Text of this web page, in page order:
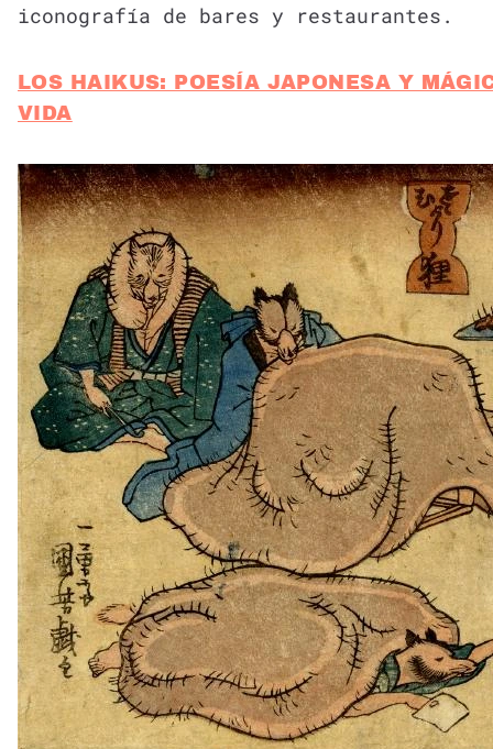
iconografía de bares y restaurantes.
LOS HAIKUS: POESÍA JAPONESA Y
VIDA